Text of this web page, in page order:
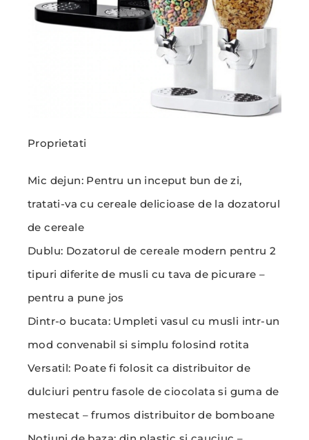
Proprietati
Mic dejun: Pentru un inceput bun de zi,
tratati-va cu cereale delicioase de la dozatorul
de cereale
Dublu: Dozatorul de cereale modern pentru 2
tipuri diferite de musli cu tava de picurare –
pentru a pune jos
Dintr-o bucata: Umpleti vasul cu musli intr-un
mod convenabil si simplu folosind rotita
Versatil: Poate fi folosit ca distribuitor de
dulciuri pentru fasole de ciocolata si guma de
mestecat – frumos distribuitor de bomboane